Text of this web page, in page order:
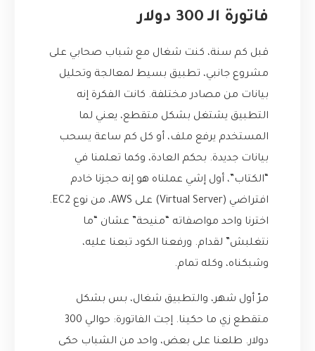
فاتورة الـ 300 دولار
قبل كم سنة، كنت شغال مع شباب صحابي على
مشروع جانبي، تطبيق بسيط لمعالجة وتحليل
بيانات من مصادر مختلفة. كانت الفكرة إنه
التطبيق يشتغل بشكل متقطع، يعني لما
المستخدم يرفع ملف، أو كل كم ساعة يسحب
بيانات جديدة. بحكم العادة، وكما تعلمنا في
“الكتاب”، أول إشي عملناه هو إنه حجزنا خادم
افتراضي (Virtual Server) على AWS، من نوع EC2.
اخترنا واحد مواصفاته “منيحة” عشان “ما
نتغلبش” لقدام. ورفعنا الكود تبعنا عليه،
وشبكناه، وكله تمام.
مرّ أول شهر، والتطبيق شغال، بس بشكل
متقطع زي ما حكينا. إجت الفاتورة: حوالي 300
دولار. طلعنا على بعض، واحد من الشباب حكى